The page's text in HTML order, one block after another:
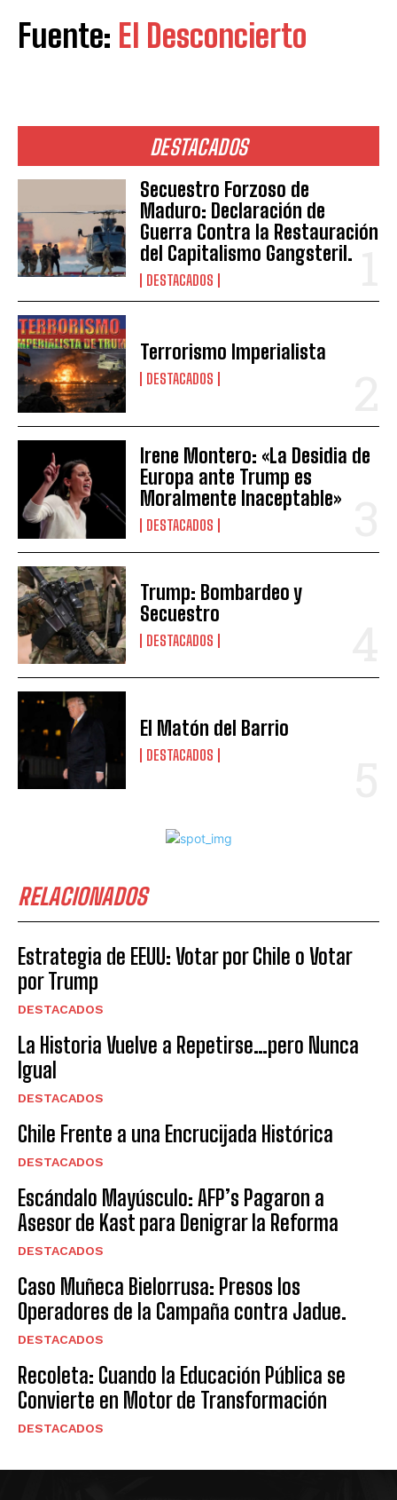
DESTACADOS
Secuestro Forzoso de
Maduro: Declaración de
Guerra Contra la Restauración
del Capitalismo Gangsteril.
DESTACADOS
Terrorismo Imperialista
DESTACADOS
Irene Montero: «La Desidia de
Europa ante Trump es
Moralmente Inaceptable»
DESTACADOS
Trump: Bombardeo y
Secuestro
DESTACADOS
El Matón del Barrio
DESTACADOS
RELACIONADOS
Estrategia de EEUU: Votar por Chile o Votar
por Trump
DESTACADOS
La Historia Vuelve a Repetirse…pero Nunca
Igual
DESTACADOS
Chile Frente a una Encrucijada Histórica
DESTACADOS
Escándalo Mayúsculo: AFP’s Pagaron a
Asesor de Kast para Denigrar la Reforma
DESTACADOS
Caso Muñeca Bielorrusa: Presos los
Operadores de la Campaña contra Jadue.
DESTACADOS
Recoleta: Cuando la Educación Pública se
Convierte en Motor de Transformación
DESTACADOS
Fuente: El Desconcierto